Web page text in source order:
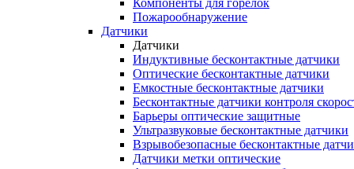
Компоненты для горелок
Пожарообнаружение
Датчики
Датчики
Индуктивные бесконтактные датчики
Оптические бесконтактные датчики
Емкостные бесконтактные датчики
Бесконтактные датчики контроля
Барьеры оптические защитные
Ультразвуковые бесконтактные датчики
Взрывобезопасные бесконтактные
Датчики метки оптические